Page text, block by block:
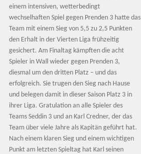
einem intensiven, wetterbedingt
wechselhaften Spiel gegen Prenden 3 hatte das
Team mit einem Sieg von 5,5 zu 2,5 Punkten
den Erhalt in der Vierten Liga frühzeitig
gesichert. Am Finaltag kämpften die acht
Spieler in Wall wieder gegen Prenden 3,
diesmal um den dritten Platz – und das
erfolgreich. Sie trugen den Sieg nach Hause
und belegen damit in dieser Saison Platz 3 in
ihrer Liga. Gratulation an alle Spieler des
Teams Seddin 3 und an Karl Credner, der das
Team über viele Jahre als Kapitän geführt hat.
Nach einem klaren Sieg und einem wichtigen
Punkt am letzten Spieltag hat Karl seinen